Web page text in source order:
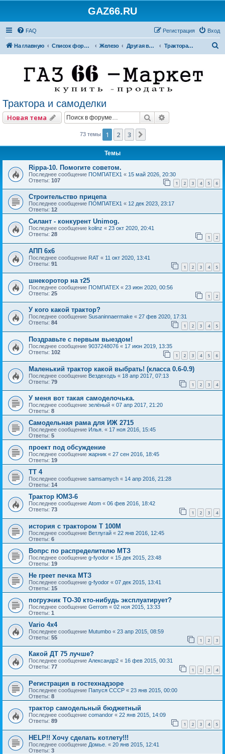
GAZ66.RU
FAQ Вход
Регистрация
На главную Список форумов Железо Другая внедорожная техника Трактора и самоделки
Трактора и самоделки
Новая тема Поиск
73 темы 1 2 3
Темы
Rippa-10. Помогите советом.
Последнее сообщение ПОМПАТЕХ1 « 15 май 2026, 20:30
Ответы: 107 1 2 3 4 5 6
Строительство прицепа
Последнее сообщение ПОМПАТЕХ1 « 12 дек 2023, 23:17
Ответы: 12
Силант - конкурент Unimog.
Последнее сообщение kolinz « 23 окт 2020, 20:41
Ответы: 28 1 2
АПП 6х6
Последнее сообщение RAT « 11 окт 2020, 13:41
Ответы: 91 1 2 3 4 5
шнекоротор на т25
Последнее сообщение ПОМПАТЕХ « 23 июн 2020, 00:56
Ответы: 25 1 2
У кого какой трактор?
Последнее сообщение Susaninnaermake « 27 фев 2020, 17:31
Ответы: 84 1 2 3 4 5
Поздравьте с первым выездом!
Последнее сообщение 9037248076 « 17 июн 2019, 13:35
Ответы: 102 1 2 3 4 5 6
Маленький трактор какой выбрать! (класса 0.6-0.9)
Последнее сообщение Вездеходъ « 18 апр 2017, 07:13
Ответы: 79 1 2 3 4
У меня вот такая самоделочька.
Последнее сообщение зелёный « 07 апр 2017, 21:20
Ответы: 8
Самодельная рама для ИЖ 2715
Последнее сообщение Илья. « 17 ноя 2016, 15:45
Ответы: 5
проект под обсуждение
Последнее сообщение жарник « 27 сен 2016, 18:45
Ответы: 19
ТТ 4
Последнее сообщение samsamych « 14 апр 2016, 21:28
Ответы: 14
Трактор ЮМЗ-6
Последнее сообщение Atom « 06 фев 2016, 18:42
Ответы: 73 1 2 3 4
история с трактором Т 100М
Последнее сообщение Ветлугай « 22 янв 2016, 12:45
Ответы: 6
Вопрс по распределителю МТЗ
Последнее сообщение g-fyodor « 15 дек 2015, 23:48
Ответы: 19
Не греет печка МТЗ
Последнее сообщение g-fyodor « 07 дек 2015, 13:41
Ответы: 15
погрузчик ТО-30 кто-нибудь эксплуатирует?
Последнее сообщение Gerrom « 02 ноя 2015, 13:33
Ответы: 1
Vario 4x4
Последнее сообщение Mutumbo « 23 апр 2015, 08:59
Ответы: 55 1 2 3
Какой ДТ 75 лучше?
Последнее сообщение Александр2 « 16 фев 2015, 00:31
Ответы: 77 1 2 3 4
Регистрация в гостехнадзоре
Последнее сообщение Папуся СССР « 23 янв 2015, 00:00
Ответы: 8
трактор самодельный бюджетный
Последнее сообщение comandor « 22 янв 2015, 14:09
Ответы: 89 1 2 3 4 5
HELP!! Хочу сделать котлету!!!
Последнее сообщение Домье. « 20 янв 2015, 12:41
Ответы: 3